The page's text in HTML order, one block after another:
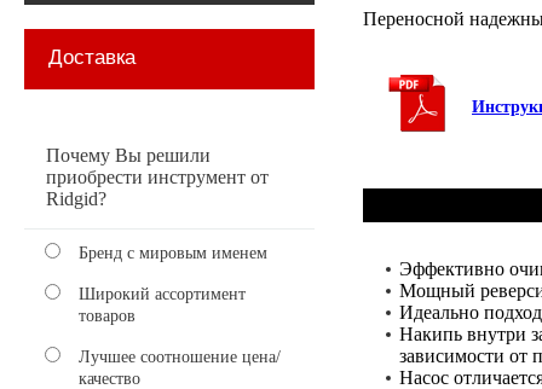
Доставка
Почему Вы решили
приобрести инструмент от
Ridgid?
Бренд с мировым именем
Широкий ассортимент
товаров
Лучшее соотношение цена/
качество
Переносной
Эффективно
Мощный
Идеально
Накипь внутри
зависимости от
Насос